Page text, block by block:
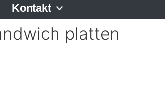
Kontakt
platten